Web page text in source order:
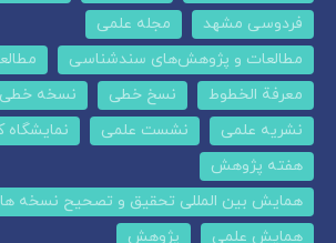
فردوسی مشهد
مجله علمی
مطالعات و پژوهش‌های سندشناسی
معرفة الخطوط
نسخ خطی نسخه خطی
نشریه علمی
نشست علمی نمایشگاه
هفته پژوهش
همایش بین المللی تحقیق و تصحیح نسخه
همایش علمی
پژوهش